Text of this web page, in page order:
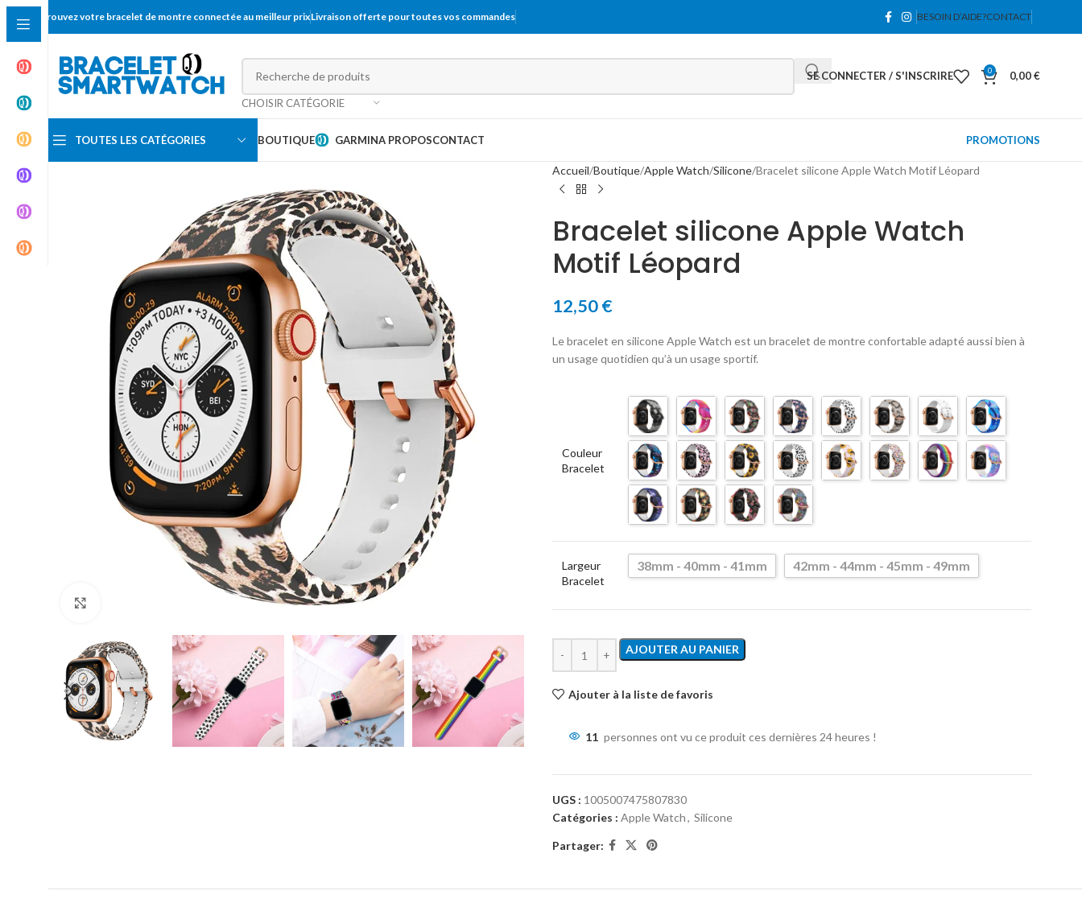
Trouvez votre bracelet de montre connectée au meilleur prixLivraison offerte pour toutes vos commandes BESOIN D’AIDE?CONTACT
CHOISIR CATÉGORIE
SE CONNECTER / S'INSCRIRE 0 0,00€
TOUTES LES CATÉGORIES BOUTIQUE GARMINA PROPOSCONTACT PROMOTIONS
Accueil Boutique Apple Watch Silicone Bracelet silicone Apple Watch Motif Léopard
Bracelet silicone Apple Watch
Motif Léopard
12,50€
Le bracelet en silicone Apple Watch est un bracelet de montre confortable adapté aussi bien à
un usage quotidien qu’à un usage sportif.
Couleur
Bracelet
Largeur
Bracelet
38mm - 40mm - 41mm 42mm - 44mm - 45mm - 49mm
AJOUTER AU PANIER
Ajouter à la liste de favoris
11 personnes ont vu ce produit ces dernières 24 heures !
UGS : 1005007475807830
Catégories : Apple Watch, Silicone
Partager: